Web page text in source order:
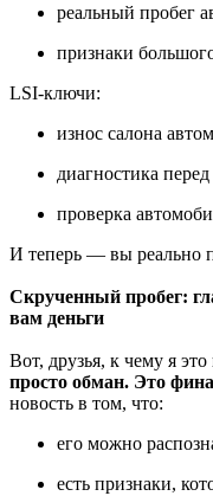
реальный пробег
признаки
LSI-ключи:
износ салона
диагностика
проверка
И теперь — вы реально
Скрученный пробег:
вам деньги
Вот, друзья, к чему я это
просто обман. Это
новость в том, что:
его можно
есть признаки,